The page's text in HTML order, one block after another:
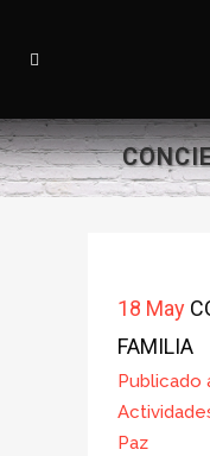
18 May
FAMILIA
Publicado
Paz